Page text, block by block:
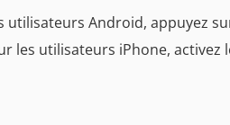
utilisateurs Android, appuyez
les utilisateurs iPhone,